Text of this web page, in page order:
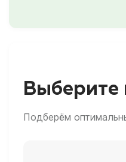
Выберите
Подберём